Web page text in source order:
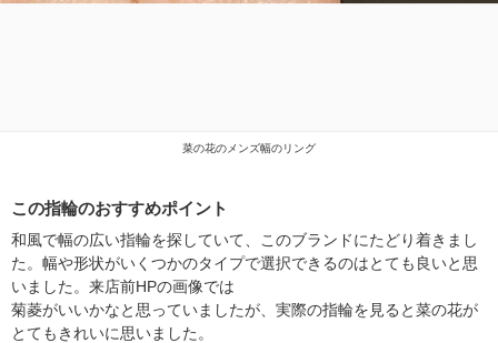
菜の花のメンズ幅のリング
この指輪のおすすめポイント
和風で幅の広い指輪を探していて、このブランドにたどり着きまし
た。幅や形状がいくつかのタイプで選択できるのはとても良いと思
いました。来店前HPの画像では
菊菱がいいかなと思っていましたが、実際の指輪を見ると菜の花が
とてもきれいに思いました。